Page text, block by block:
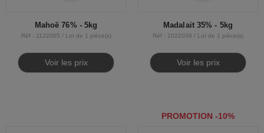
Mahoë 76% - 5kg
Réf : 1122005 / Lot de 1 pièce(s)
Voir les prix
Madalait 35% - 5kg
Réf : 1022039 / Lot de 1 pièce(s)
Voir les prix
PROMOTION -10%